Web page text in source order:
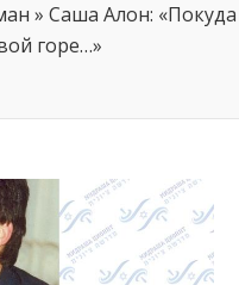
» Саша Алон: «Покуда
горе…»